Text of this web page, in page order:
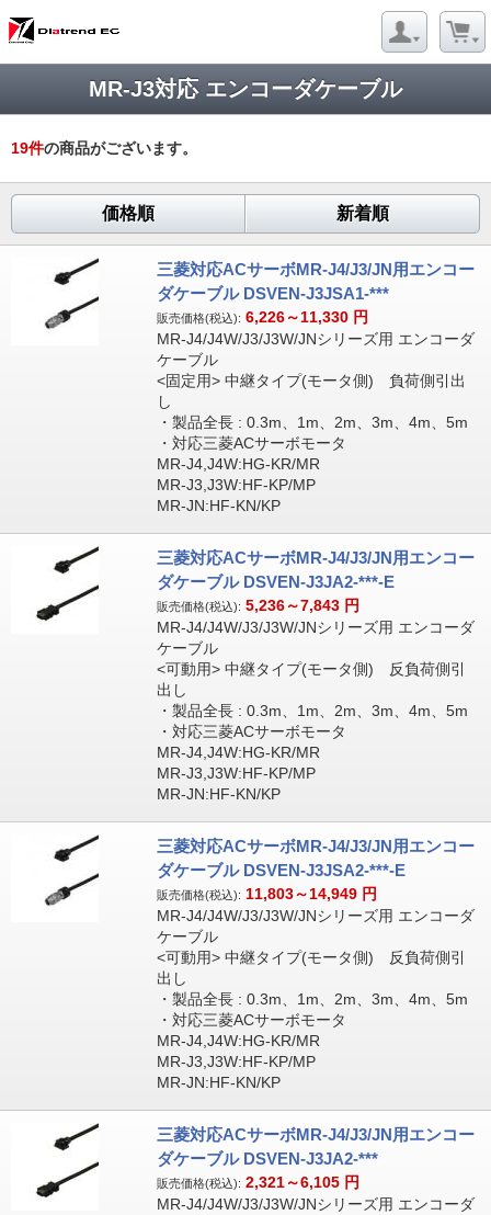
MR-J3対応 エンコーダケーブル
19件の商品がございます。
価格順 新着順
三菱対応ACサーボMR-J4/J3/JN用エンコー
ダケーブル DSVEN-J3JSA1-***
販売価格(税込): 6,226～11,330 円
MR-J4/J4W/J3/J3W/JNシリーズ用 エンコーダ
ケーブル
<固定用> 中継タイプ(モータ側) 負荷側引出
し
・製品全長 : 0.3m、1m、2m、3m、4m、5m
・対応三菱ACサーボモータ
MR-J4,J4W:HG-KR/MR
MR-J3,J3W:HF-KP/MP
MR-JN:HF-KN/KP
三菱対応ACサーボMR-J4/J3/JN用エンコー
ダケーブル DSVEN-J3JA2-***-E
販売価格(税込): 5,236～7,843 円
MR-J4/J4W/J3/J3W/JNシリーズ用 エンコーダ
ケーブル
<可動用> 中継タイプ(モータ側) 反負荷側引
出し
・製品全長 : 0.3m、1m、2m、3m、4m、5m
・対応三菱ACサーボモータ
MR-J4,J4W:HG-KR/MR
MR-J3,J3W:HF-KP/MP
MR-JN:HF-KN/KP
三菱対応ACサーボMR-J4/J3/JN用エンコー
ダケーブル DSVEN-J3JSA2-***-E
販売価格(税込): 11,803～14,949 円
MR-J4/J4W/J3/J3W/JNシリーズ用 エンコーダ
ケーブル
<可動用> 中継タイプ(モータ側) 反負荷側引
出し
・製品全長 : 0.3m、1m、2m、3m、4m、5m
・対応三菱ACサーボモータ
MR-J4,J4W:HG-KR/MR
MR-J3,J3W:HF-KP/MP
MR-JN:HF-KN/KP
三菱対応ACサーボMR-J4/J3/JN用エンコー
ダケーブル DSVEN-J3JA2-***
販売価格(税込): 2,321～6,105 円
MR-J4/J4W/J3/J3W/JNシリーズ用 エンコーダ